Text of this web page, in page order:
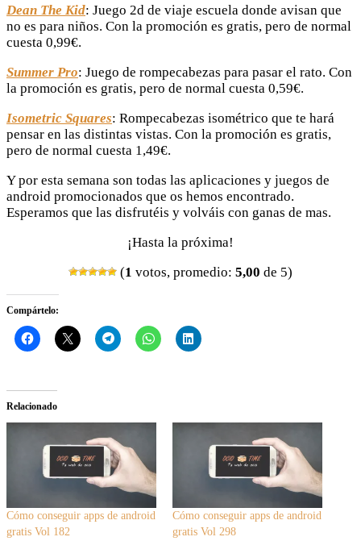
Dean The Kid: Juego 2d de viaje escuela donde avisan que
no es para niños. Con la promoción es gratis, pero de normal
cuesta 0,99€.
Summer Pro: Juego de rompecabezas para pasar el rato. Con
la promoción es gratis, pero de normal cuesta 0,59€.
Isometric Squares: Rompecabezas isométrico que te hará
pensar en las distintas vistas. Con la promoción es gratis,
pero de normal cuesta 1,49€.
Y por esta semana son todas las aplicaciones y juegos de
android promocionados que os hemos encontrado.
Esperamos que las disfrutéis y volváis con ganas de mas.
¡Hasta la próxima!
(1 votos, promedio: 5,00 de 5)
Compártelo:
Relacionado
Cómo conseguir apps de android
gratis Vol 182
Cómo conseguir apps de android
gratis Vol 298